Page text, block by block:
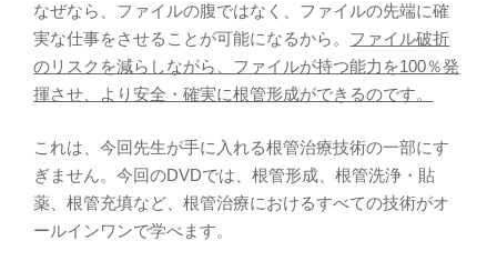
なぜなら、ファイルの腹ではなく、ファイルの先端に確
実な仕事をさせることが可能になるから。 ファイル破折
のリスクを減らしながら、ファイルが持つ能力を100％発
揮させ、より安全・確実に根管形成ができるのです。
これは、今回先生が手に入れる根管治療技術の一部にす
ぎません。今回のDVDでは、根管形成、根管洗浄・貼
薬、根管充填など、根管治療におけるすべての技術がオ
ールインワンで学べます。